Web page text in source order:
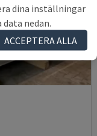
dina inställningar
data nedan.
ACCEPTERA ALLA